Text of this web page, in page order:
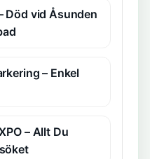
Död vid Åsunden
– Enkel
– Allt Du